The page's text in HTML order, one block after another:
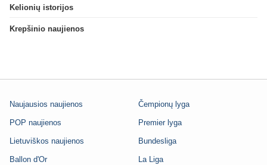
Kelionių istorijos
Krepšinio naujienos
Naujausios naujienos
POP naujienos
Lietuviškos naujienos
Ballon d'Or
Čempionų lyga
Premier lyga
Bundesliga
La Liga